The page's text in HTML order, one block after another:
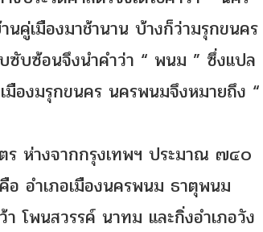
คู่เมืองมาช้านาน บ้างก็ว่ามรุกขนคร
ซับซ้อนจึงนำคำว่า “ พนม ” ซึ่งแปล
มืองมรุกขนคร นครพนมจึงหมายถึง “
ห่างจากกรุงเทพฯ ประมาณ ๗๔๐
อ อำเภอเมืองนครพนม ธาตุพนม
โพนสวรรค์ นาทม และกิ่งอำเภอวัง